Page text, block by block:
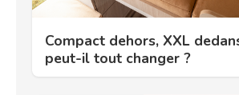
Compact dehors, XXL
peut-il tout changer ?